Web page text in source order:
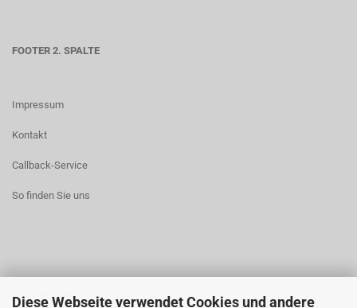
Diese Webseite verwendet Cookies und andere
FOOTER 2. SPALTE
Impressum
Kontakt
Callback-Service
So finden Sie uns
Zahlungsarten